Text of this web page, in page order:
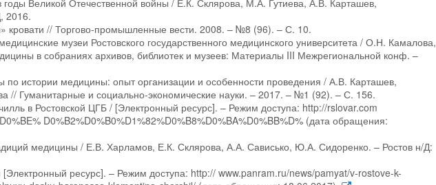
годы Великой Отечественной войны / Е.К. Склярова, М.А. Гутиева, А.В. Карташев,
2016.
кровати // Торгово-промышленные вести. 2008. – №8 (96). – С. 10.
музеи Ростовского государственного медицинского университета / О.Н. Камалова,
в собраниях архивов, библиотек и музеев: Материалы III Межрегиональной конф. –
истории медицины: опыт организации и особенности проведения / А.В. Карташев,
// Гуманитарные и социально-экономические науки. – 2017. – №1 (92). – С. 156.
в Ростовской ЦГБ / [Электронный ресурс]. – Режим доступа: http://rslovar.com
D0%B2%D0%B0%D1%82%D0%B8%D0%BA%D0%BB%D% (дата обращения:
медицины / Е.В. Харламов, Е.К. Склярова, А.А. Сависько, Ю.А. Сидоренко. – Ростов н/Д:
ресурс]. – Режим доступа: http:// www.panram.ru/news/pamyat/v-rostove-k-